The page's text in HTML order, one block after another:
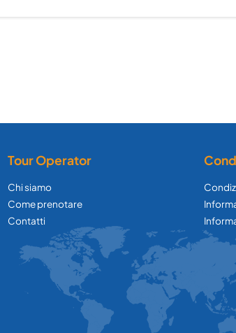
Tour Operator
Chi siamo
Come prenotare
Contatti